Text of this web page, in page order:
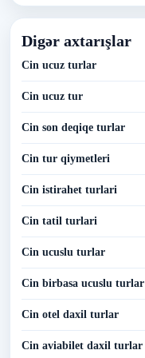
Digər axtarışlar
Cin ucuz turlar
Cin ucuz tur
Cin son deqiqe turlar
Cin tur qiymetleri
Cin istirahet turlari
Cin tatil turlari
Cin ucuslu turlar
Cin birbasa ucuslu turlar
Cin otel daxil turlar
Cin aviabilet daxil turlar